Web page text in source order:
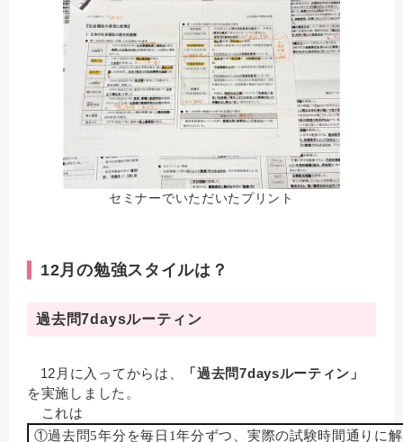
セミナーでいただいたプリント
12月の勉強スタイルは？
過去問7daysルーティン
12月に入ってからは、
「過去問7daysルーティン」
を実施しました。
これは
①過去問5年分を毎日1年分ずつ、実際の試験時間通りに